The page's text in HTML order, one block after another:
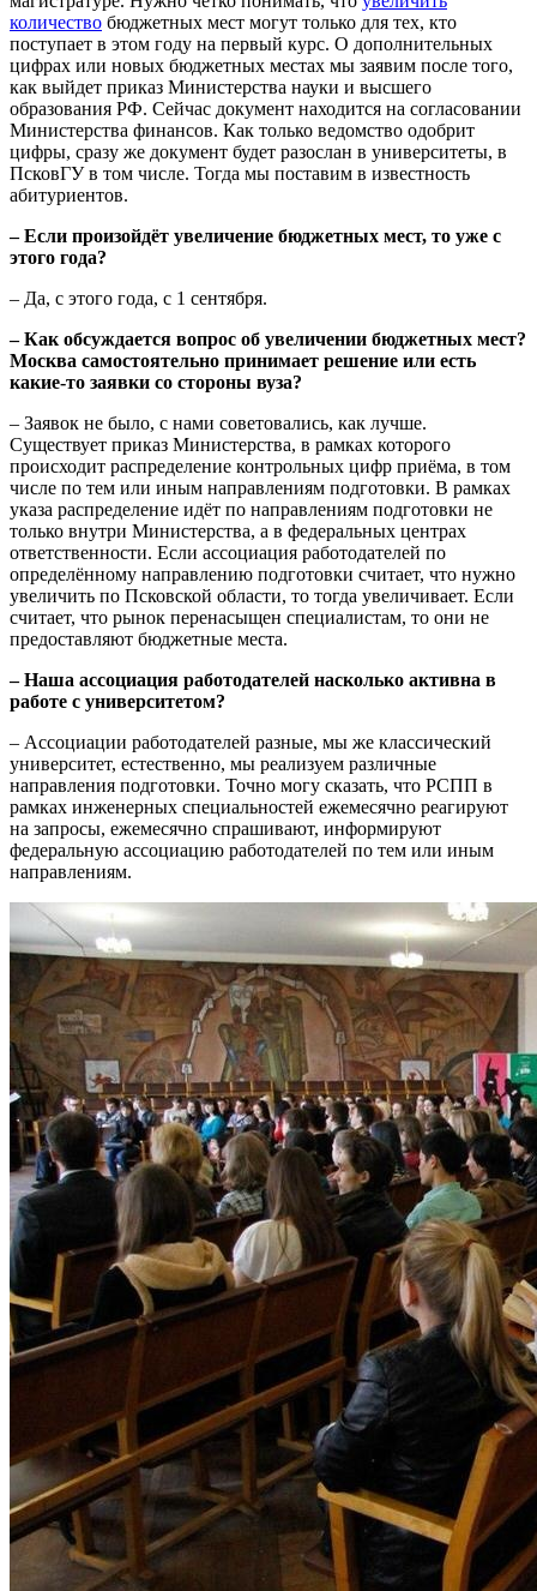
количество бюджетных мест могут только для тех, кто
поступает в этом году на первый курс. О дополнительных
цифрах или новых бюджетных местах мы заявим после того,
как выйдет приказ Министерства науки и высшего
образования РФ. Сейчас документ находится на согласовании
Министерства финансов. Как только ведомство одобрит
цифры, сразу же документ будет разослан в университеты, в
ПсковГУ в том числе. Тогда мы поставим в известность
абитуриентов.
–Если произойдёт увеличение бюджетных мест, то уже с
этого года?
– Да, с этого года, с 1 сентября.
–Как обсуждается вопрос об увеличении бюджетных мест?
Москва самостоятельно принимает решение или есть
какие-то заявки со стороны вуза?
– Заявок не было, с нами советовались, как лучше.
Существует приказ Министерства, в рамках которого
происходит распределение контрольных цифр приёма, в том
числе по тем или иным направлениям подготовки. В рамках
указа распределение идёт по направлениям подготовки не
только внутри Министерства, а в федеральных центрах
ответственности. Если ассоциация работодателей по
определённому направлению подготовки считает, что нужно
увеличить по Псковской области, то тогда увеличивает. Если
считает, что рынок перенасыщен специалистам, то они не
предоставляют бюджетные места.
–Наша ассоциация работодателей насколько активна в
работе с университетом?
– Ассоциации работодателей разные, мы же классический
университет, естественно, мы реализуем различные
направления подготовки. Точно могу сказать, что РСПП в
рамках инженерных специальностей ежемесячно реагируют
на запросы, ежемесячно спрашивают, информируют
федеральную ассоциацию работодателей по тем или иным
направлениям.